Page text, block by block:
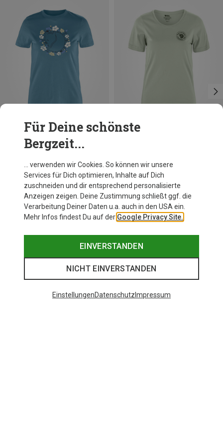
Fjällräven
Damen Fjällblomster Fox T-Shirt
S M
Für Deine schönste
Bergzeit...
… verwenden wir Cookies. So können wir unsere
Services für Dich optimieren, Inhalte auf Dich
zuschneiden und dir entsprechend personalisierte
Anzeigen zeigen. Deine Zustimmung schließt ggf. die
Verarbeitung Deiner Daten u.a. auch in den USA ein.
Mehr Infos findest Du auf der Google Privacy Site.
EINVERSTANDEN
NICHT EINVERSTANDEN
EinstellungenDatenschutz Impressum